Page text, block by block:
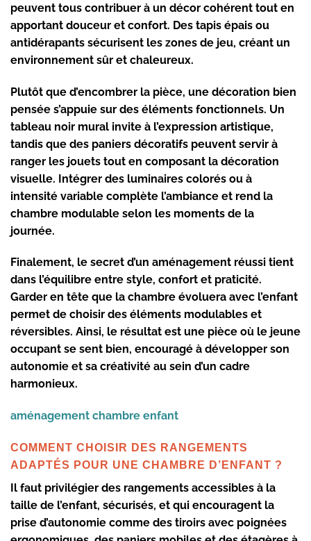
peuvent tous contribuer à un décor cohérent tout en
apportant douceur et confort. Des tapis épais ou
antidérapants sécurisent les zones de jeu, créant un
environnement sûr et chaleureux.
Plutôt que d’encombrer la pièce, une décoration bien
pensée s’appuie sur des éléments fonctionnels. Un
tableau noir mural invite à l’expression artistique,
tandis que des paniers décoratifs peuvent servir à
ranger les jouets tout en composant la décoration
visuelle. Intégrer des luminaires colorés ou à
intensité variable complète l’ambiance et rend la
chambre modulable selon les moments de la
journée.
Finalement, le secret d’un aménagement réussi tient
dans l’équilibre entre style, confort et praticité.
Garder en tête que la chambre évoluera avec l’enfant
permet de choisir des éléments modulables et
réversibles. Ainsi, le résultat est une pièce où le jeune
occupant se sent bien, encouragé à développer son
autonomie et sa créativité au sein d’un cadre
harmonieux.
aménagement chambre enfant
COMMENT CHOISIR DES RANGEMENTS
ADAPTÉS POUR UNE CHAMBRE D’ENFANT ?
Il faut privilégier des rangements accessibles à la
taille de l’enfant, sécurisés, et qui encouragent la
prise d’autonomie comme des tiroirs avec poignées